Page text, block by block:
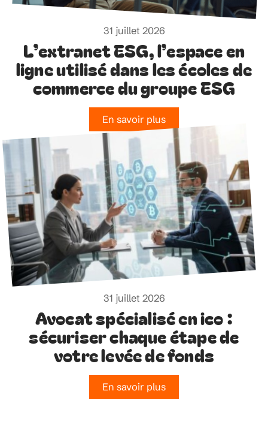
31 juillet 2026
L’extranet ESG, l’espace en
ligne utilisé dans les écoles de
commerce du groupe ESG
En savoir plus
31 juillet 2026
Avocat spécialisé en ico :
sécuriser chaque étape de
votre levée de fonds
En savoir plus